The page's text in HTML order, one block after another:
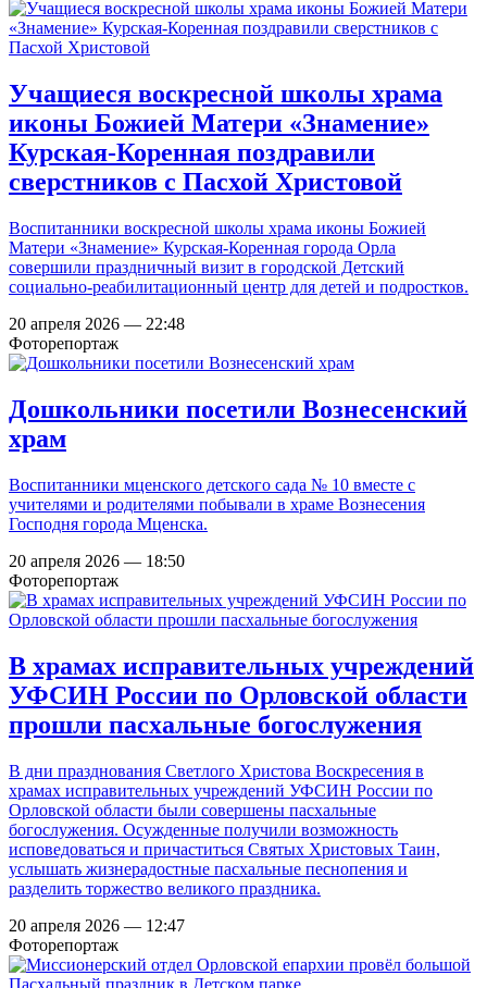
Учащиеся воскресной школы храма
иконы Божией Матери «Знамение»
Курская-Коренная поздравили
сверстников с Пасхой Христовой
Воспитанники воскресной школы храма иконы Божией
Матери «Знамение» Курская-Коренная города Орла
совершили праздничный визит в городской Детский
социально-реабилитационный центр для детей и подростков.
20 апреля 2026 — 22:48
Фоторепортаж
Дошкольники посетили Вознесенский
храм
Воспитанники мценского детского сада № 10 вместе с
учителями и родителями побывали в храме Вознесения
Господня города Мценска.
20 апреля 2026 — 18:50
Фоторепортаж
В храмах исправительных учреждений
УФСИН России по Орловской области
прошли пасхальные богослужения
В дни празднования Светлого Христова Воскресения в
храмах исправительных учреждений УФСИН России по
Орловской области были совершены пасхальные
богослужения. Осужденные получили возможность
исповедоваться и причаститься Святых Христовых Таин,
услышать жизнерадостные пасхальные песнопения и
разделить торжество великого праздника.
20 апреля 2026 — 12:47
Фоторепортаж